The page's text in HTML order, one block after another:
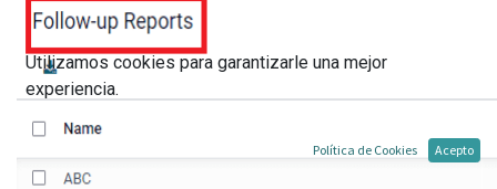
Utilizamos cookies para garantizarle una mejor
experiencia.
Política de Cookies Acepto